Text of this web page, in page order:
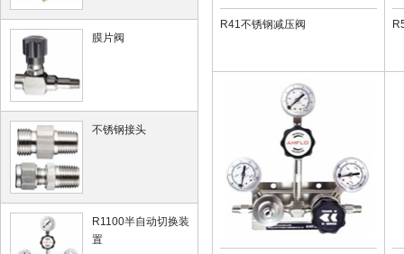
膜片阀
不锈钢接头
R1100半自动切换装
置
R41不锈钢减压阀